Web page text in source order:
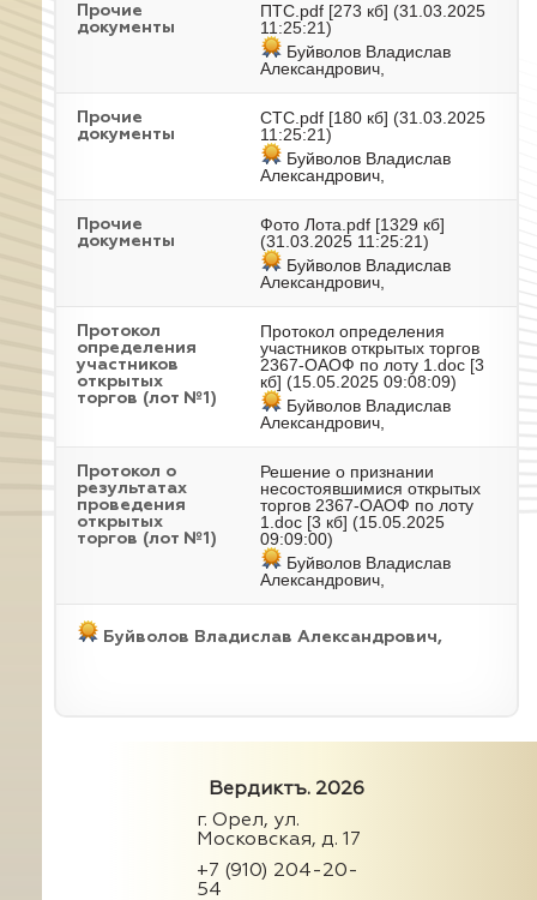
Прочие
документы
ПТС.pdf [273 кб] (31.03.2025
11:25:21)
Буйволов Владислав
Александрович,
Прочие
документы
СТС.pdf [180 кб] (31.03.2025
11:25:21)
Буйволов Владислав
Александрович,
Прочие
документы
Фото Лота.pdf [1329 кб]
(31.03.2025 11:25:21)
Буйволов Владислав
Александрович,
Протокол
определения
участников
открытых
торгов (лот №1)
Протокол определения
участников открытых торгов
2367-ОАОФ по лоту 1.doc [3
кб] (15.05.2025 09:08:09)
Буйволов Владислав
Александрович,
Протокол о
результатах
проведения
открытых
торгов (лот №1)
Решение о признании
несостоявшимися открытых
торгов 2367-ОАОФ по лоту
1.doc [3 кб] (15.05.2025
09:09:00)
Буйволов Владислав
Александрович,
Буйволов Владислав Александрович,
Вердиктъ. 2026
г. Орел, ул.
Московская, д. 17
+7 (910) 204-20-
54